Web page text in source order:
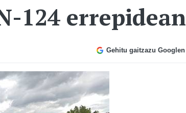
124 errepidean
Gehitu gaitzazu Googlen